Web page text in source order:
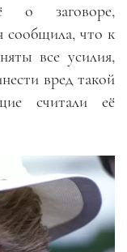
о заговоре,
сообщила, что к
все усилия,
вред такой
считали её